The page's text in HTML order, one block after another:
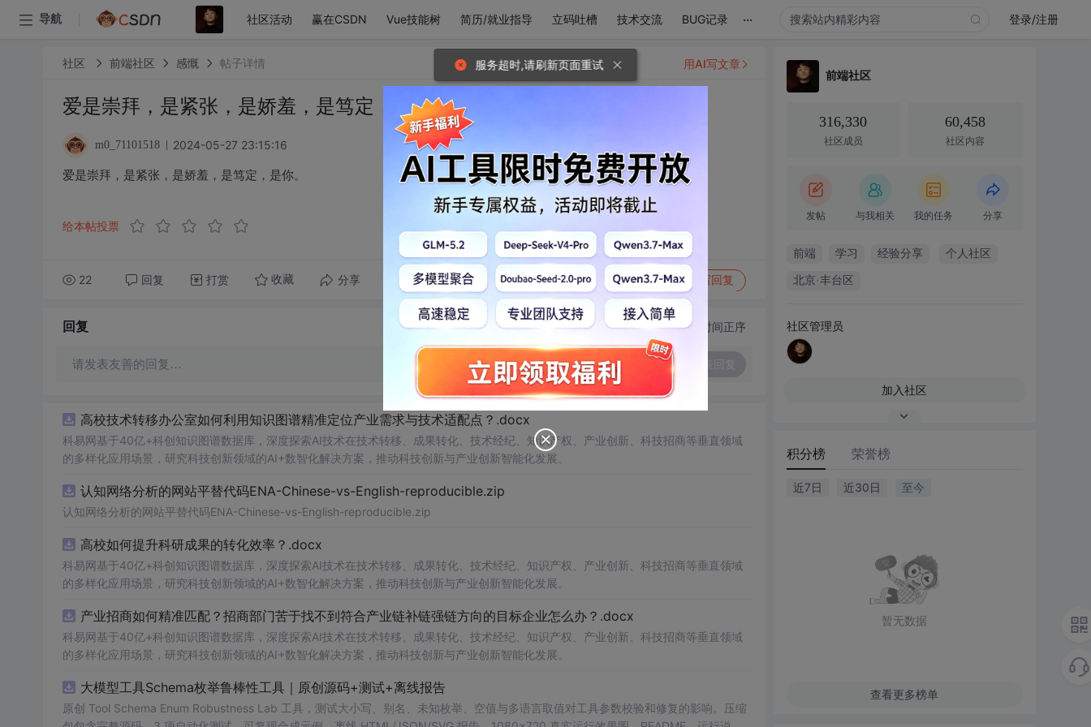
导航 社区活动 赢在CSDN Vue技能树 简历/就业指导 立码吐槽 技术交流 BUG记录 ... 登录/注册
社区 前端社区 感慨 帖子详情
爱是崇拜，是紧张，是娇羞，是笃定，是你。
m0_71101518 2024-05-27 23:15:16
爱是崇拜，是紧张，是娇羞，是笃定，是你。
给本帖投票
22 回复 打赏 收藏 分享 转发到动态 举报 写回复
用AI写文章
回复 切换为时间正序
请发表友善的回复…
高校技术转移办公室如何利用知识图谱精准定位产业需求与技术适配点？.docx
科易网基于40亿+科创知识图谱数据库，深度探索AI技术在技术转移、成果转化、技术经纪、知识产权、产业创新、科技招商等垂直领域
的多样化应用场景，研究科技创新领域的AI+数智化解决方案，推动科技创新与产业创新智能化发展。
认知网络分析的网站平替代码ENA-Chinese-vs-English-reproducible.zip
认知网络分析的网站平替代码ENA-Chinese-vs-English-reproducible.zip
高校如何提升科研成果的转化效率？.docx
科易网基于40亿+科创知识图谱数据库，深度探索AI技术在技术转移、成果转化、技术经纪、知识产权、产业创新、科技招商等垂直领域
的多样化应用场景，研究科技创新领域的AI+数智化解决方案，推动科技创新与产业创新智能化发展。
产业招商如何精准匹配？招商部门苦于找不到符合产业链补链强链方向的目标企业怎么办？.docx
科易网基于40亿+科创知识图谱数据库，深度探索AI技术在技术转移、成果转化、技术经纪、知识产权、产业创新、科技招商等垂直领域
的多样化应用场景，研究科技创新领域的AI+数智化解决方案，推动科技创新与产业创新智能化发展。
大模型工具Schema枚举鲁棒性工具｜原创源码+测试+离线报告
原创 Tool Schema Enum Robustness Lab 工具，测试大小写、别名、未知枚举、空值与多语言取值对工具参数校验和修复的影响。压缩
前端社区
316,330
社区成员
60,458
社区内容
发帖 与我相关 我的任务 分享
前端 学习 经验分享 个人社区
北京·丰台区
社区管理员
加入社区
积分榜 荣誉榜
近7日 近30日 至今
暂无数据
查看更多榜单
服务超时,请刷新页面重试